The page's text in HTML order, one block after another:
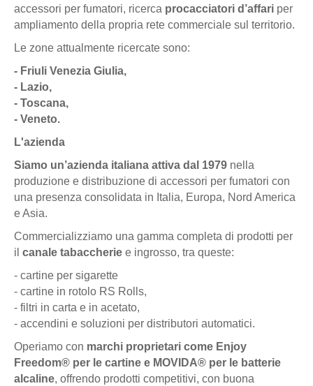
accessori per fumatori, ricerca procacciatori d’affari per
ampliamento della propria rete commerciale sul territorio.
Le zone attualmente ricercate sono:
- Friuli Venezia Giulia,
- Lazio,
- Toscana,
- Veneto.
L'azienda
Siamo un’azienda italiana attiva dal 1979 nella
produzione e distribuzione di accessori per fumatori con
una presenza consolidata in Italia, Europa, Nord America
e Asia.
Commercializziamo una gamma completa di prodotti per
il canale tabaccherie e ingrosso, tra queste:
- cartine per sigarette
- cartine in rotolo RS Rolls,
- filtri in carta e in acetato,
- accendini e soluzioni per distributori automatici.
Operiamo con marchi proprietari come Enjoy
Freedom® per le cartine e MOVIDA® per le batterie
alcaline, offrendo prodotti competitivi, con buona